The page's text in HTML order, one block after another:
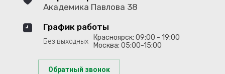
Академика Павлова 38
График работы
Без выходных
Красноярск: 09:00 - 19:00
Москва: 05:00-15:00
Обратный звонок